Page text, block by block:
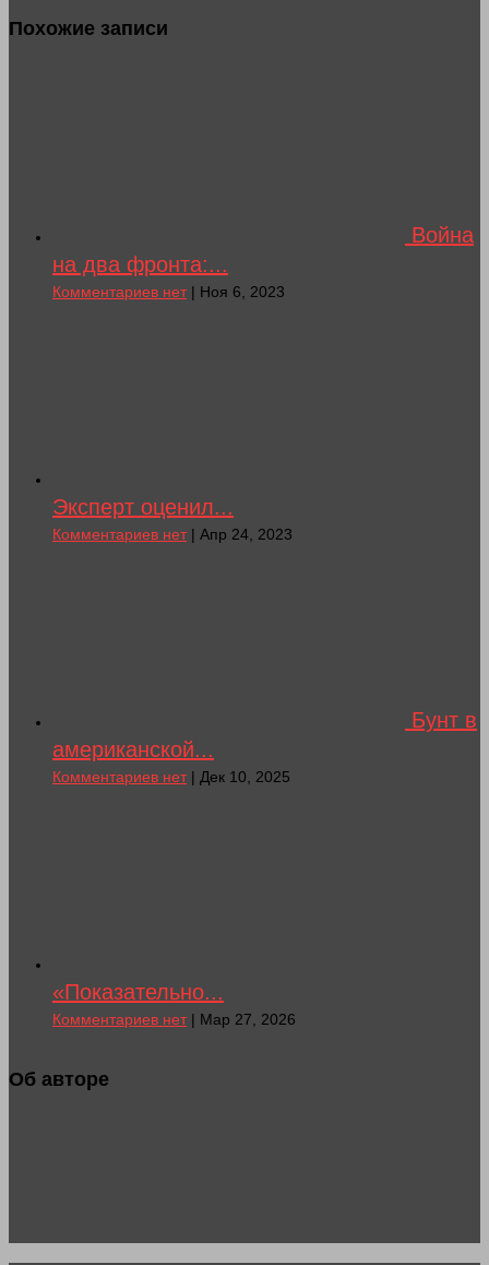
Похожие записи
Война
на два фронта:...
Комментариев нет| Ноя 6, 2023
Эксперт оценил...
Комментариев нет| Апр 24, 2023
Бунт в
американской...
Комментариев нет| Дек 10, 2025
«Показательно...
Комментариев нет| Мар 27, 2026
Об авторе